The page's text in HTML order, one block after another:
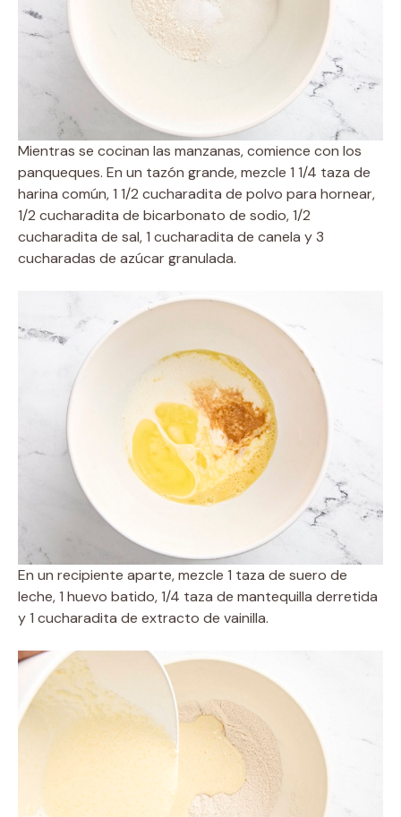
Mientras se cocinan las manzanas, comience con los
panqueques. En un tazón grande, mezcle 1 1/4 taza de
harina común, 1 1/2 cucharadita de polvo para hornear,
1/2 cucharadita de bicarbonato de sodio, 1/2
cucharadita de sal, 1 cucharadita de canela y 3
cucharadas de azúcar granulada.
En un recipiente aparte, mezcle 1 taza de suero de
leche, 1 huevo batido, 1/4 taza de mantequilla derretida
y 1 cucharadita de extracto de vainilla.